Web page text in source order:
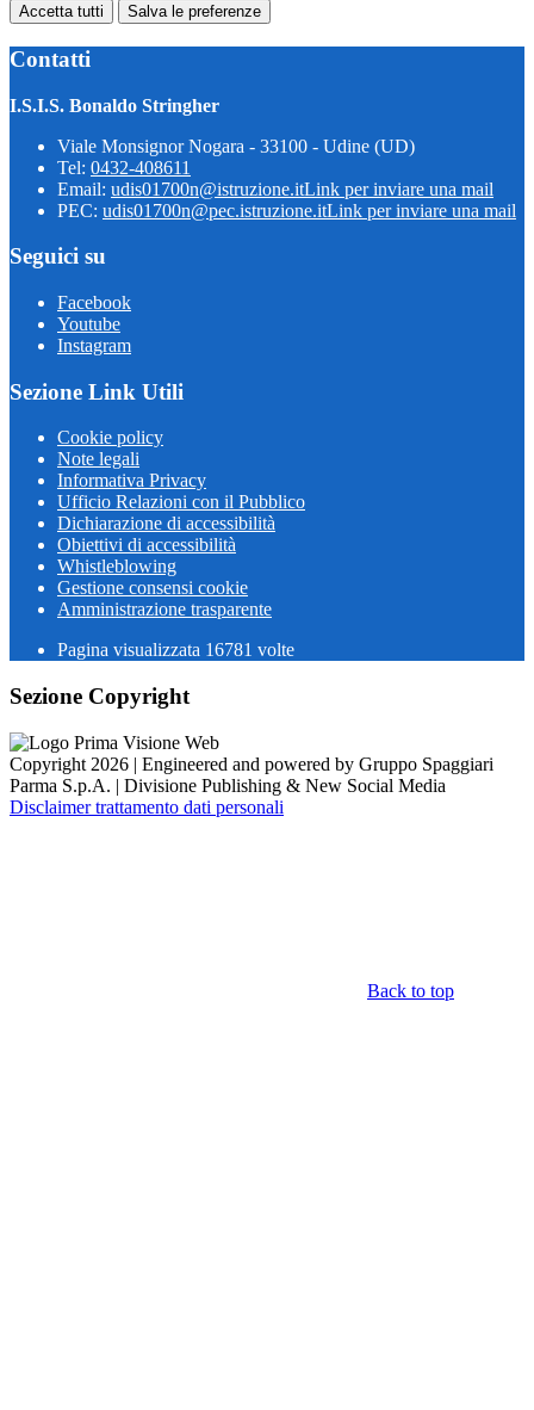
Accetta tutti Salva le preferenze
Contatti
I.S.I.S. Bonaldo Stringher
Viale Monsignor Nogara - 33100 - Udine (UD)
Tel: 0432-408611
Email: udis01700n@istruzione.itLink per inviare una mail
PEC: udis01700n@pec.istruzione.itLink per inviare una mail
Seguici su
Facebook
Youtube
Instagram
Sezione Link Utili
Cookie policy
Note legali
Informativa Privacy
Ufficio Relazioni con il Pubblico
Dichiarazione di accessibilità
Obiettivi di accessibilità
Whistleblowing
Gestione consensi cookie
Amministrazione trasparente
Pagina visualizzata 16781 volte
Sezione Copyright
Copyright 2026 | Engineered and powered by Gruppo Spaggiari
Parma S.p.A. | Divisione Publishing & New Social Media
Disclaimer trattamento dati personali
Back to top